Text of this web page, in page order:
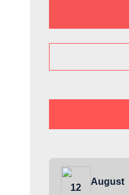
12
August